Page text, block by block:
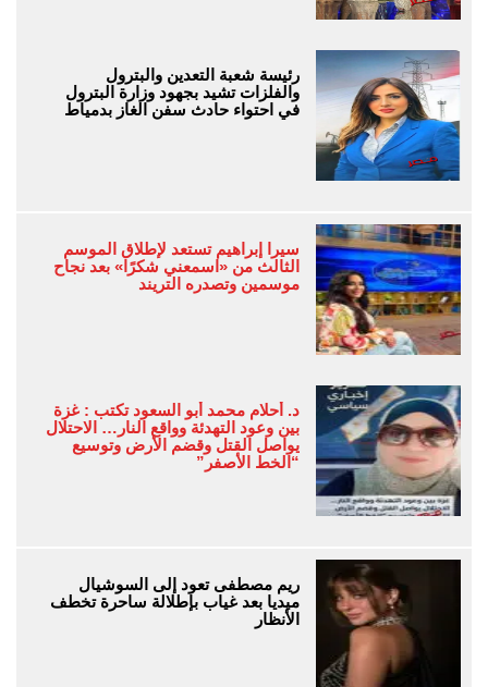
رئيسة شعبة التعدين والبترول
والفلزات تشيد بجهود وزارة البترول
في احتواء حادث سفن الغاز بدمياط
سيرا إبراهيم تستعد لإطلاق الموسم
الثالث من «اسمعني شكرًا» بعد نجاح
موسمين وتصدره التريند
د. أحلام محمد أبو السعود تكتب : غزة
بين وعود التهدئة وواقع النار… الاحتلال
يواصل القتل وقضم الأرض وتوسيع
“الخط الأصفر”
ريم مصطفى تعود إلى السوشيال
ميديا بعد غياب بإطلالة ساحرة تخطف
الأنظار